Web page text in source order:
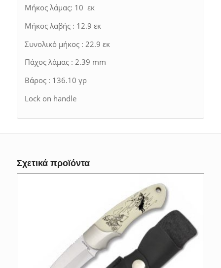
Μήκος λάμας: 10 εκ
Μήκος λαβής : 12.9 εκ
Συνολικό μήκος : 22.9 εκ
Πάχος λάμας : 2.39 mm
Βάρος : 136.10 γρ
Lock on handle
Σχετικά προϊόντα